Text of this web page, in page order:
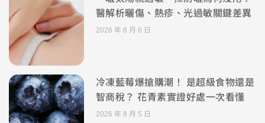
醫解析曬傷、熱疹、光過敏關鍵差異
2026 年 8 月 6 日
冷凍藍莓爆搶購潮！ 是超級食物還是
智商稅？ 花青素實證好處一次看懂
2026 年 8 月 5 日